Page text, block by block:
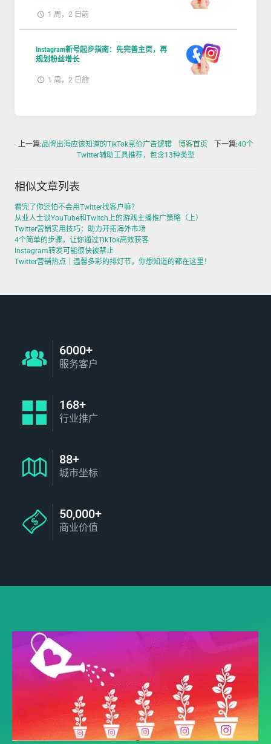
1 周，2 日前
Instagram新号起步指南：先完善主页，再
规划粉丝增长
1 周，2 日前
上一篇:品牌出海应该知道的TikTok竞价广告逻辑 博客首页 下一篇:40个
Twitter辅助工具推荐，包含13种类型
相似文章列表
看完了你还怕不会用Twitter找客户嘛？
从业人士谈YouTube和Twitch上的游戏主播推广策略（上）
Twitter营销实用技巧：助力开拓海外市场
4个简单的步骤，让你通过TikTok高效获客
Instagram转发可能很快被禁止
Twitter营销热点｜温馨多彩的排灯节，你想知道的都在这里！
6000+
服务客户
168+
行业推广
88+
城市坐标
50,000+
商业价值